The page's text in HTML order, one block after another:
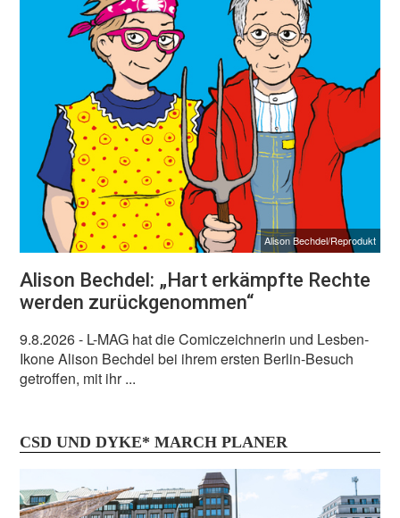
Alison Bechdel/Reprodukt
Alison Bechdel: „Hart erkämpfte Rechte
werden zurückgenommen“
9.8.2026- L-MAG hat die Comiczeichnerin und Lesben-
Ikone Alison Bechdel bei ihrem ersten Berlin-Besuch
getroffen, mit ihr ...
CSD UND DYKE* MARCH PLANER